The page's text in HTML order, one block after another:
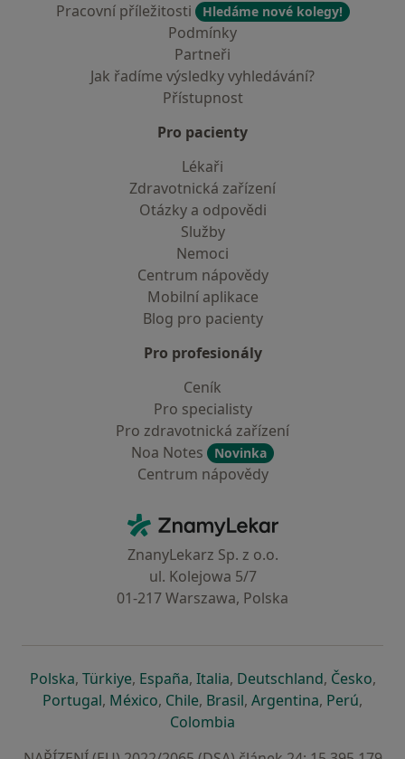
Pracovní příležitosti
Hledáme nové kolegy!
Podmínky
Partneři
Jak řadíme výsledky vyhledávání?
Přístupnost
Pro pacienty
Lékaři
Zdravotnická zařízení
Otázky a odpovědi
Služby
Nemoci
Centrum nápovědy
Mobilní aplikace
Blog pro pacienty
Pro profesionály
Ceník
Pro specialisty
Pro zdravotnická zařízení
Noa Notes
Novinka
Centrum nápovědy
ZnamyLekar - Hlavní stránka
ZnanyLekarz Sp. z o.o.
ul. Kolejowa 5/7
01-217 Warszawa, Polska
Polskase otevře v nové záložce
, Türkiyese otevře v nové záložce
, Españase otevře v nové záložce
, Italiase otevře v nové záložce
, Deutschlandse otevře v
, Českose
,
Portugalse otevře v nové záložce
, Méxicose otevře v nové záložce
, Chilese otevře v nové záložce
, Brasilse otevře v nové
, Argentinase otevře v
, Perúse
,
Colombia